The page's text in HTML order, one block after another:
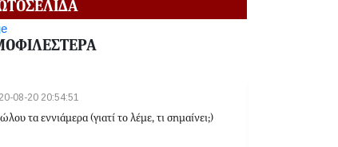
2024-06-18 12:19:02
ληστεία σε βάρος ανηλίκων
2024-06-18 12:06:48
Γλυφάδα: Σορός γυναίκας εντοπίστηκε στη
08-20 20:54:51
τα εννιάμερα (γιατί το λέμε, τι σημαίνει;)